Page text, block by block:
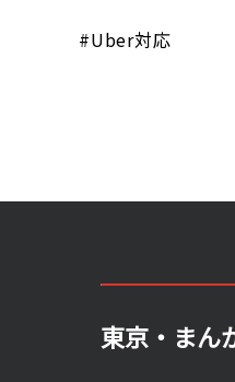
#Uber対応
東京・まん